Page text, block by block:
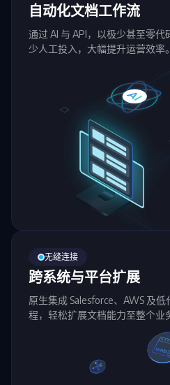
自动化文档工作流
通过 AI 与 API，以极少甚至零
少人工投入，大幅提升运营效率。
无缝连接
跨系统与平台扩展
原生集成 Salesforce、AWS 及
程，轻松扩展文档能力至整个业